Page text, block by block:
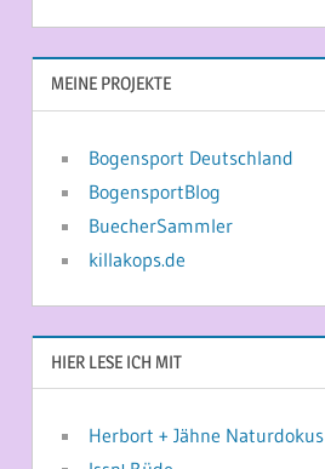
MEINE PROJEKTE
Bogensport Deutschland
BogensportBlog
BuecherSammler
killakops.de
HIER LESE ICH MIT
Herbort + Jähne Naturdokus